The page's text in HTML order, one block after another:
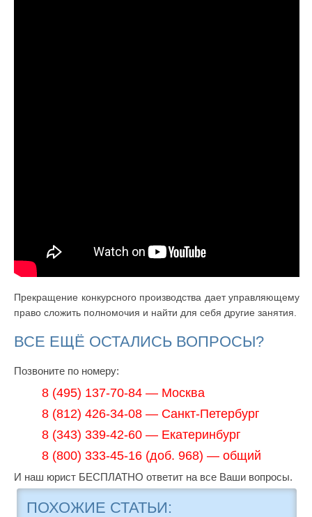
Прекращение конкурсного производства дает управляющему
право сложить полномочия и найти для себя другие занятия.
ВСЕ ЕЩЁ ОСТАЛИСЬ ВОПРОСЫ?
Позвоните по номеру:
8 (495) 137-70-84 — Москва
8 (812) 426-34-08 — Санкт-Петербург
8 (343) 339-42-60 — Екатеринбург
8 (800) 333-45-16 (доб. 968) — общий
И наш юрист БЕСПЛАТНО ответит на все Ваши вопросы.
ПОХОЖИЕ СТАТЬИ: